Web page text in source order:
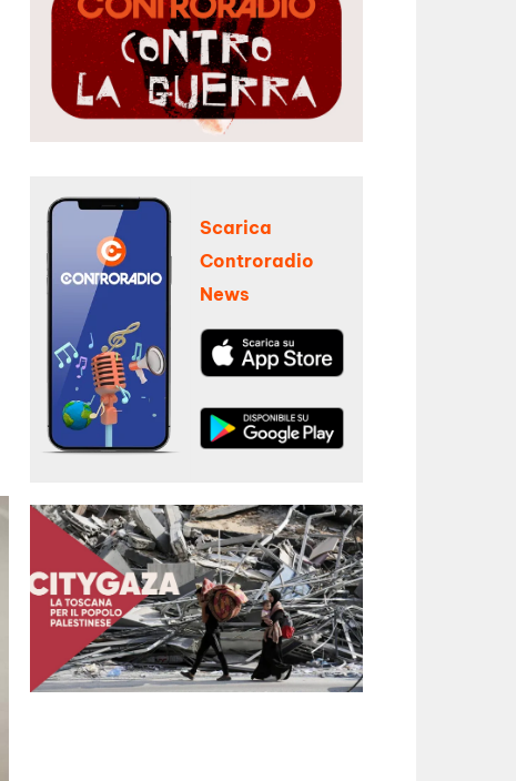
Scarica
Controradio
News